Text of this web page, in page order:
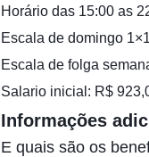
Horário das 15:00 as
Escala de domingo
Escala de folga
Salario inicial: R$
Informações
E quais são os